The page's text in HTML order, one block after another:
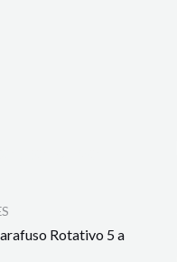
Rotativo 5 a